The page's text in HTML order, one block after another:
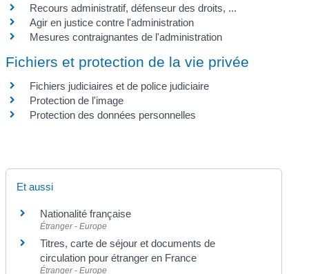
Recours administratif, défenseur des droits, ...
Agir en justice contre l'administration
Mesures contraignantes de l'administration
Fichiers et protection de la vie privée
Fichiers judiciaires et de police judiciaire
Protection de l'image
Protection des données personnelles
Et aussi
Nationalité française
Étranger - Europe
Titres, carte de séjour et documents de
circulation pour étranger en France
Étranger - Europe